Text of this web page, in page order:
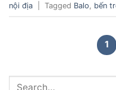
nội địa
Tagged Balo bến
1